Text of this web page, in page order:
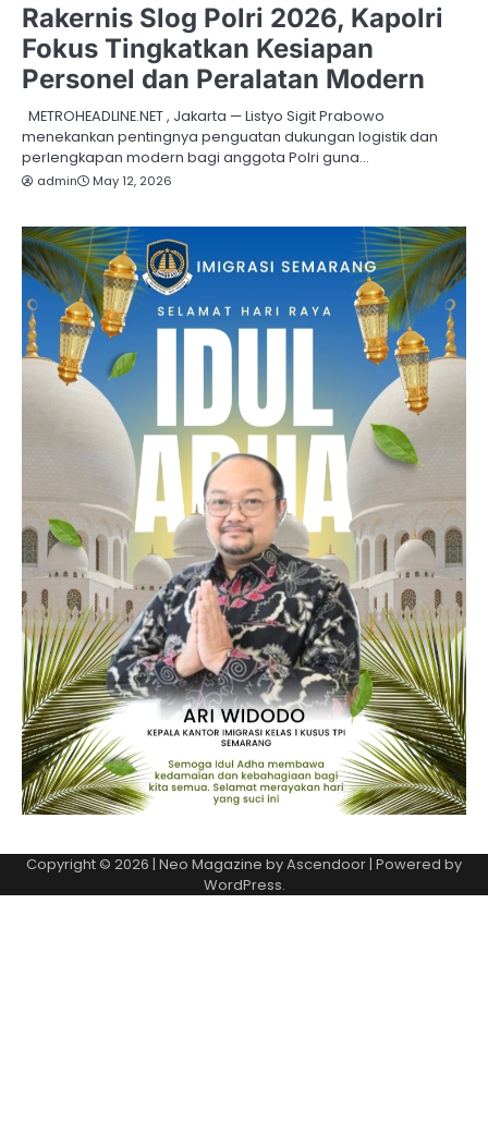
Rakernis Slog Polri 2026, Kapolri
Fokus Tingkatkan Kesiapan
Personel dan Peralatan Modern
METROHEADLINE.NET , Jakarta — Listyo Sigit Prabowo
menekankan pentingnya penguatan dukungan logistik dan
perlengkapan modern bagi anggota Polri guna…
admin May 12, 2026
Copyright © 2026 | Neo Magazine byAscendoor | Powered by
WordPress.